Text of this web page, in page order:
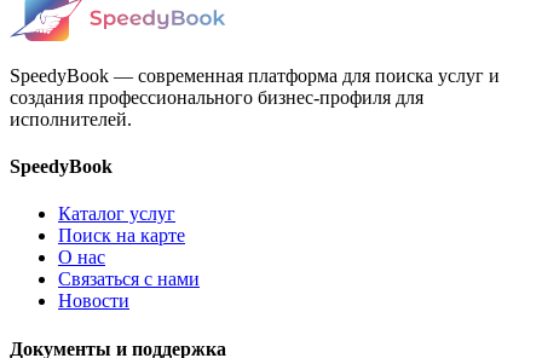
SpeedyBook — современная платформа для поиска услуг и
создания профессионального бизнес-профиля для
исполнителей.
SpeedyBook
Каталог услуг
Поиск на карте
О нас
Связаться с нами
Новости
Документы и поддержка